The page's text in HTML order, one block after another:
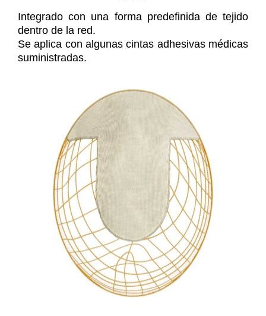
Integrado con una forma predefinida de tejido
dentro de la red.
Se aplica con algunas cintas adhesivas médicas
suministradas.